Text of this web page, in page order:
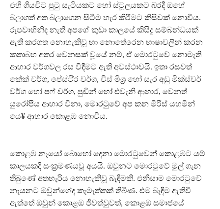
එහි ගියවිට පුටු සැටියකට හෝ ස්ටූලයකට බරදී ඔහේ
බලාගත් අත බලාගෙන සිටීම හැර කිරීමට කිසිවක් නොවීය.
රූපවාහිනිද නැති අපගේ කුඩා කාලයේ කිසිදු සම්බන්ධයක්
ඇති කරගත නොහැකිවූ හා නොතේරෙන භාෂාවලින් කරන
කතාබහ අතර වෙනසක් වූයේ නම්, ඒ මොරටුවේ නොමැති
ආහාර වර්ගවල රස විඳීමට ඇති අවස්ථාවයි. ඉතා රසවත්
කේක් වර්ග, පේස්ටි‍්‍ර වර්ග, චීස් මිශ‍්‍ර හෝ සැර අඩු මික්ස්චර්
වර්ග හෝ පෆ් වර්ග, පුඩින් හෝ එවැනි ආහාර, වෙනත්
යුරෝපීය ආහාර විනා, මොරටුවේ අප කන මිරිස් යහමින්
යෙ¥ ආහාර කොළඹ නොවීය.
කොළඹ නෑයෝ බොහෝ දෙනා මොරටුවෙන් කොළඹට යම්
කාලයකදී සංක‍්‍රමණයවූ අයයි. ඔවුනට මොරටුවේ මුල් ගැන
තිබුණේ අතහැරිය නොහැකිවූ බැඳීමකි. එනිසාම මොරටුවේ
නෑයනට ඔවුන්ගේද කැමැත්තක් තිබිණ. එම බැඳීම ඇතිවී
ඇත්තේ ඔවුන් කොළඹ ජීවත්වුවත්, කොළඹ සමාජයේ